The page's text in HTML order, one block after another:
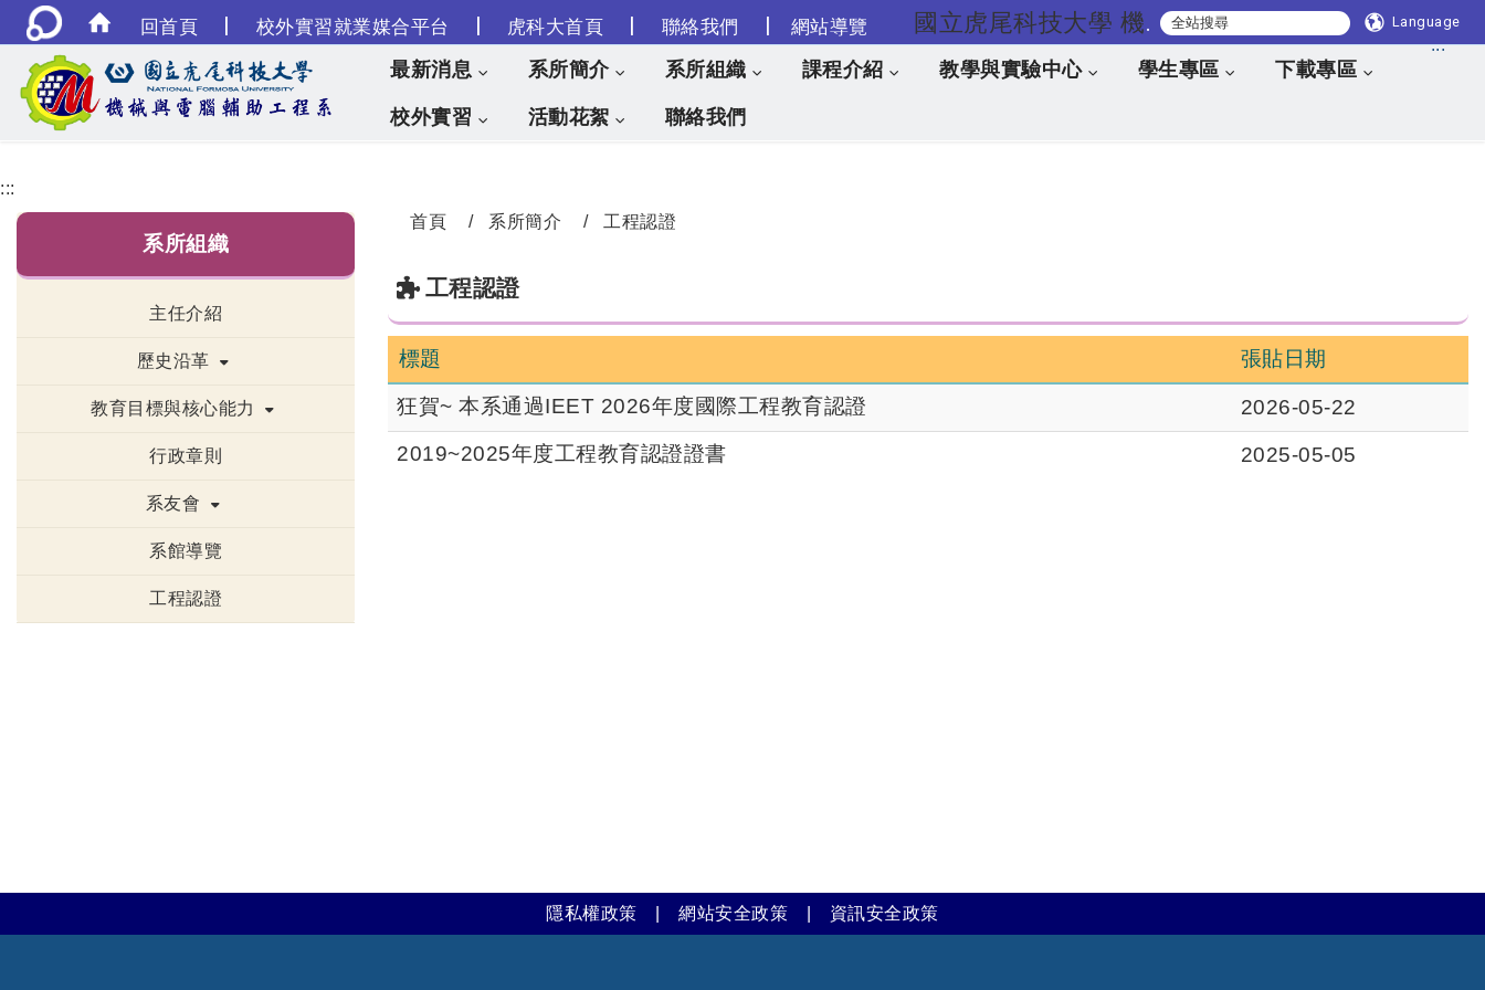
回首頁 | 校外實習就業媒合平台 | 虎科大首頁 | 聯絡我們 | 網站導覽 國立虎尾科技大學 機械與電腦輔助工程系 Language
跳到主要內容
:::
最新消息 系所簡介 系所組織 課程介紹 教學與實驗中心 學生專區 下載專區
校外實習 活動花絮 聯絡我們
:::
系所組織
主任介紹
歷史沿革
教育目標與核心能力
行政章則
系友會
系館導覽
工程認證
首頁 系所簡介 工程認證
工程認證
標題 張貼日期
狂賀~ 本系通過IEET 2026年度國際工程教育認證
2026-05-22
2019~2025年度工程教育認證證書
2025-05-05
隱私權政策 |網站安全政策 資訊安全政策